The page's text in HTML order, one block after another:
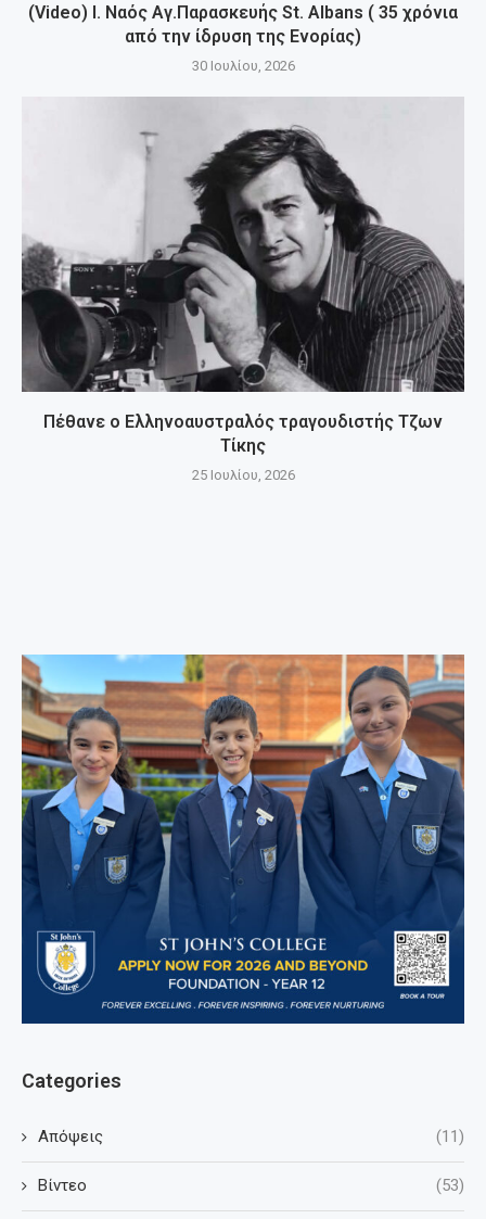
(Video) Ι. Ναός Αγ.Παρασκευής St. Albans ( 35 χρόνια
από την ίδρυση της Ενορίας)
30 Ιουλίου, 2026
Πέθανε ο Ελληνοαυστραλός τραγουδιστής Τζων
Τίκης
25 Ιουλίου, 2026
Categories
Απόψεις (11)
Βίντεο (53)